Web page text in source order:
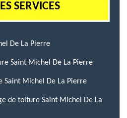
SERVICES
De La Pierre
Saint Michel De La Pierre
Saint Michel De La Pierre
de toiture Saint Michel De La